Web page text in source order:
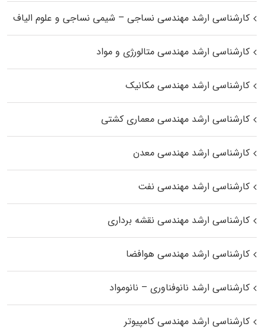
کارشناسی ارشد مهندسی نساجی – شیمی نساجی و علوم الیاف
کارشناسی ارشد مهندسی متالورژی و مواد
کارشناسی ارشد مهندسی مکانیک
کارشناسی ارشد مهندسی معماری کشتی
کارشناسی ارشد مهندسی معدن
کارشناسی ارشد مهندسی نفت
کارشناسی ارشد مهندسی نقشه برداری
کارشناسی ارشد مهندسی هوافضا
کارشناسی ارشد نانوفناوری – نانومواد
کارشناسی ارشد مهندسی کامپیوتر